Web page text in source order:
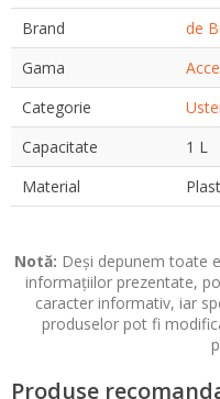
Brand
de
Gama
Categorie
Capacitate
1 L
Material
Notă: Deși depunem toate
informațiilor prezentate,
caracter informativ, iar
produselor pot fi
Produse